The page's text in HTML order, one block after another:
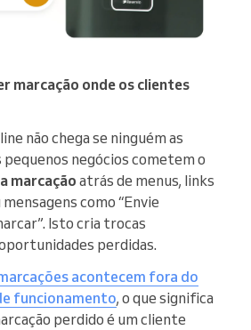
marcação onde os clientes
não chega se ninguém as
negócios cometem o
marcação atrás de menus, links
como “Envie
Isto cria trocas
perdidas.
acontecem fora do
funcionamento, o que significa
perdido é um cliente